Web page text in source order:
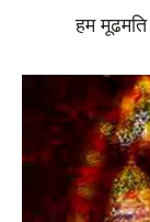
हम मूढमति